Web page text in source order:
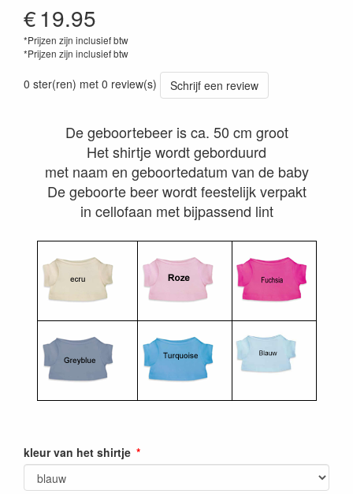
€19.95
*Prijzen zijn inclusief btw
*Prijzen zijn inclusief btw
0 ster(ren) met 0 review(s) Schrijf een review
De geboortebeer is ca. 50 cm groot
Het shirtje wordt geborduurd
met naam en geboortedatum van de baby
De geboorte beer wordt feestelijk verpakt
in cellofaan met bijpassend lint
kleur van het shirtje